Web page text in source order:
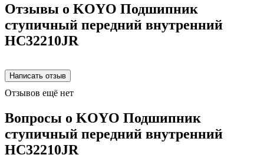
Отзывы о KOYO Подшипник
ступичный передний внутренний
HC32210JR
Отзывов ещё нет
Вопросы о KOYO Подшипник
ступичный передний внутренний
HC32210JR